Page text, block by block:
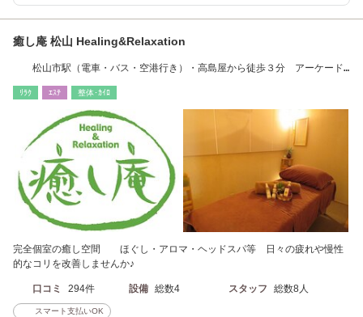
癒し庵 松山 Healing&Relaxation
松山市駅（電車・バス・空港行き）・高島屋から徒歩３分 アーケード
ﾘﾗｸ ｴｽﾃ 整体･ｶｲﾛ
完全個室の癒し空間 ほぐし・アロマ・ヘッドスパ等 日々の疲れや慢性
的なコリを改善しませんか♪
口コミ 294件 設備 総数4 スタッフ 総数8人
スマート支払いOK